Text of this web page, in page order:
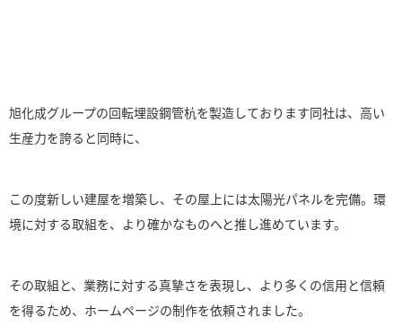
旭化成グループの回転埋設鋼管杭を製造しております同社は、高い
生産力を誇ると同時に、
この度新しい建屋を増築し、その屋上には太陽光パネルを完備。環
境に対する取組を、より確かなものへと推し進めています。
その取組と、業務に対する真摯さを表現し、より多くの信用と信頼
を得るため、ホームページの制作を依頼されました。